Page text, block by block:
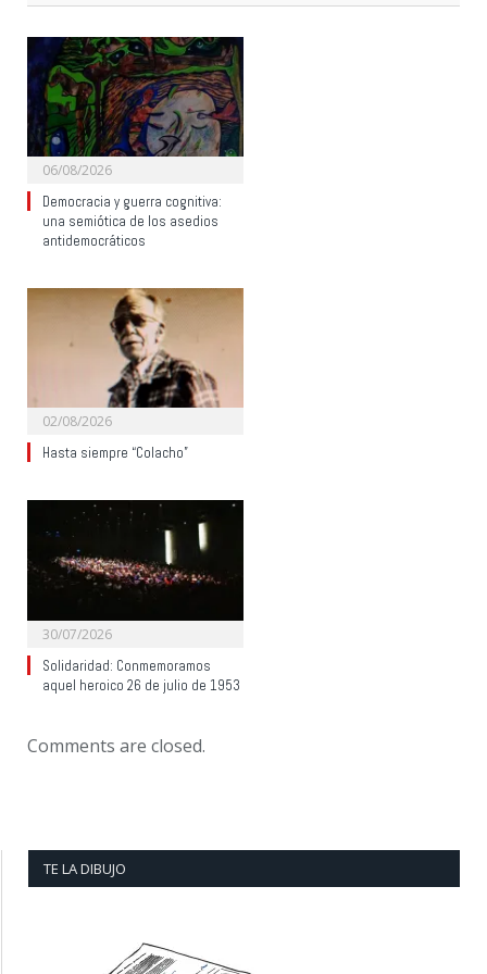
06/08/2026
Democracia y guerra cognitiva:
una semiótica de los asedios
antidemocráticos
02/08/2026
Hasta siempre “Colacho”
30/07/2026
Solidaridad: Conmemoramos
aquel heroico 26 de julio de 1953
Comments are closed.
TE LA DIBUJO